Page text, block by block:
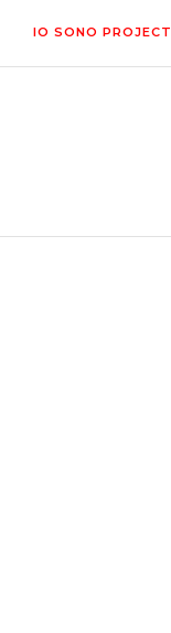
IO SONO PROJECT